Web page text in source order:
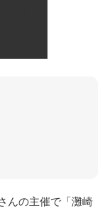
んの主催で「灘崎